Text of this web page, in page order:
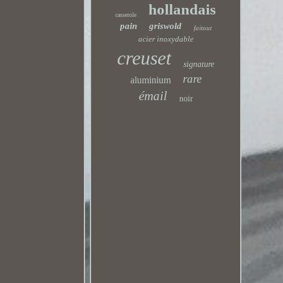
casserole hollandais
pain griswold faitout
acier inoxydable
creuset signature
aluminium rare
émail noir